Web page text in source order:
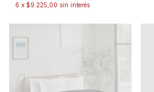
6 x $9.225,00 sin interés